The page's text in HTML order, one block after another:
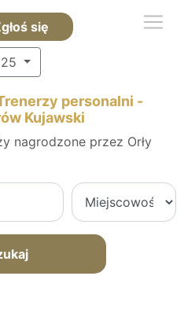
się
personalni -
Kujawski
nagrodzone przez Orły